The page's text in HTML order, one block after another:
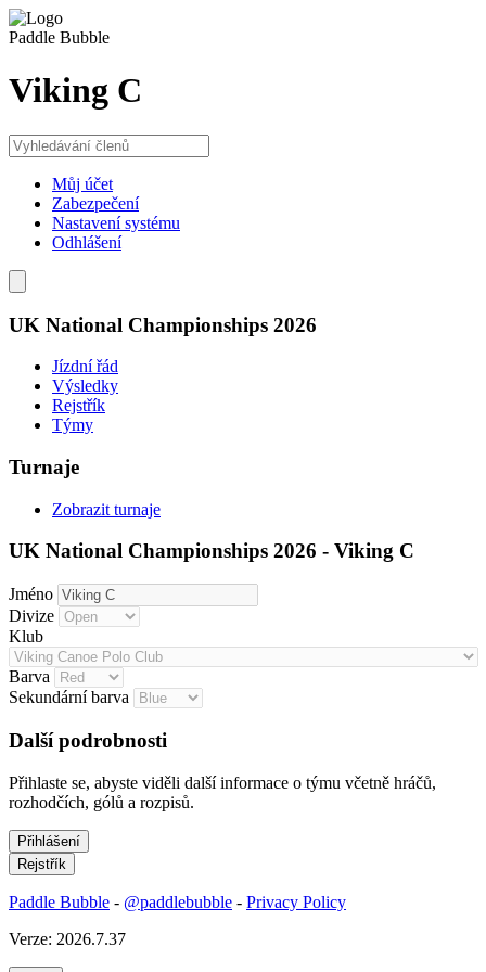
Paddle Bubble
Viking C
Můj účet
Zabezpečení
Nastavení systému
Odhlášení
UK National Championships 2026
Jízdní řád
Výsledky
Rejstřík
Týmy
Turnaje
Zobrazit turnaje
UK National Championships 2026 - Viking C
Jméno
Divize
Klub
Barva
Sekundární barva
Další podrobnosti
Přihlaste se, abyste viděli další informace o týmu včetně hráčů,
rozhodčích, gólů a rozpisů.
Paddle Bubble - @paddlebubble - Privacy Policy
Verze: 2026.7.37